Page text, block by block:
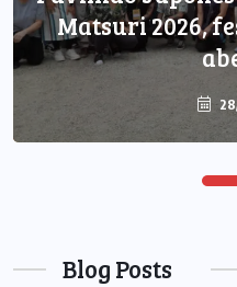
Matsuri 2026,
EVENTOS
Newsletter
Blog Posts